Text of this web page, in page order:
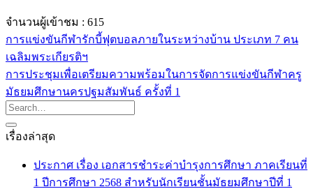
จำนวนผู้เข้าชม : 615
การแข่งขันกีฬารักบี้ฟุตบอลภายในระหว่างบ้าน ประเภท 7 คน
เฉลิมพระเกียรติฯ
การประชุมเพื่อเตรียมความพร้อมในการจัดการแข่งขันกีฬาครู
มัธยมศึกษานครปฐมสัมพันธ์ ครั้งที่ 1
เรื่องล่าสุด
ประกาศ เรื่อง เอกสารชำระค่าบำรุงการศึกษา ภาคเรียนที่
1 ปีการศึกษา 2568 สำหรับนักเรียนชั้นมัธยมศึกษาปีที่ 1